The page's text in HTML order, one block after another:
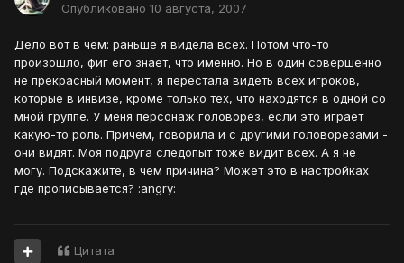
Опубликовано 10 августа, 2007
Дело вот в чем: раньше я видела всех. Потом что-то
произошло, фиг его знает, что именно. Но в один совершенно
не прекрасный момент, я перестала видеть всех игроков,
которые в инвизе, кроме только тех, что находятся в одной со
мной группе. У меня персонаж головорез, если это играет
какую-то роль. Причем, говорила и с другими головорезами -
они видят. Моя подруга следопыт тоже видит всех. А я не
могу. Подскажите, в чем причина? Может это в настройках
где прописывается? :angry:
Цитата